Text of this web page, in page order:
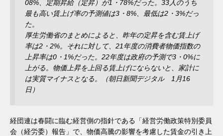
08%、定期昇給（定昇）が1・78%だった。33人のうち
最も高い賃上げ率の予測値は3・8%、最低は2・3%だっ
た。
厚生労働省のまとめによると、昨年の定昇を含む賃上げ
率は2・2%。それに対して、21年度の消費者物価指数の
上昇率は0・1%だった。22年度は政府の予測で3・0%に
上がる。物価上昇を上回る賃上げにならないと、家計に
は実質マイナスとなる。（朝日新聞デジタル 1月16
日）
経団連は春闘に臨む経営側の指針である「経営労働政策特別委員
会（経労委）報告」で、物価高騰の影響を考慮した賃金の引き上